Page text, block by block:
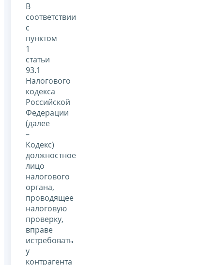
В
соответствии
с
пунктом
1
статьи
93.1
Налогового
кодекса
Российской
Федерации
(далее
–
Кодекс)
должностное
лицо
налогового
органа,
проводящее
налоговую
проверку,
вправе
истребовать
у
контрагента